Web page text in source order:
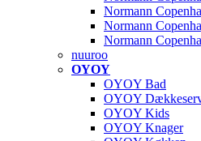
Normann
Normann
Normann
nuuroo
OYOY
OYOY Bad
OYOY
OYOY Kids
OYOY Knager